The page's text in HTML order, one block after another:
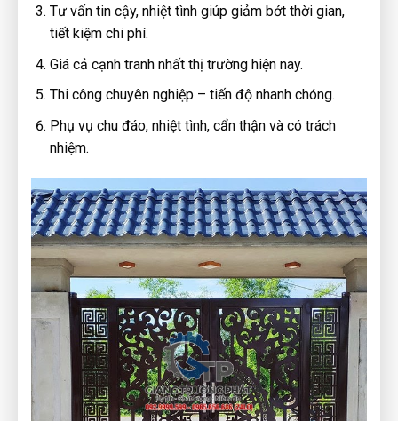
Tư vấn tin cậy, nhiệt tình giúp giảm bớt thời gian,
tiết kiệm chi phí.
Giá cả cạnh tranh nhất thị trường hiện nay.
Thi công chuyên nghiệp – tiến độ nhanh chóng.
Phụ vụ chu đáo, nhiệt tình, cẩn thận và có trách
nhiệm.